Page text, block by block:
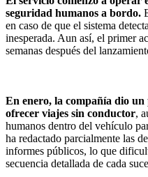
seguridad humanos a bordo.
en caso de que el sistema
inesperada. Aun así, el primer
semanas después del
En enero, la compañía dio un
ofrecer viajes sin conductor,
humanos dentro del vehículo
ha redactado parcialmente las
informes públicos, lo que
secuencia detallada de cada